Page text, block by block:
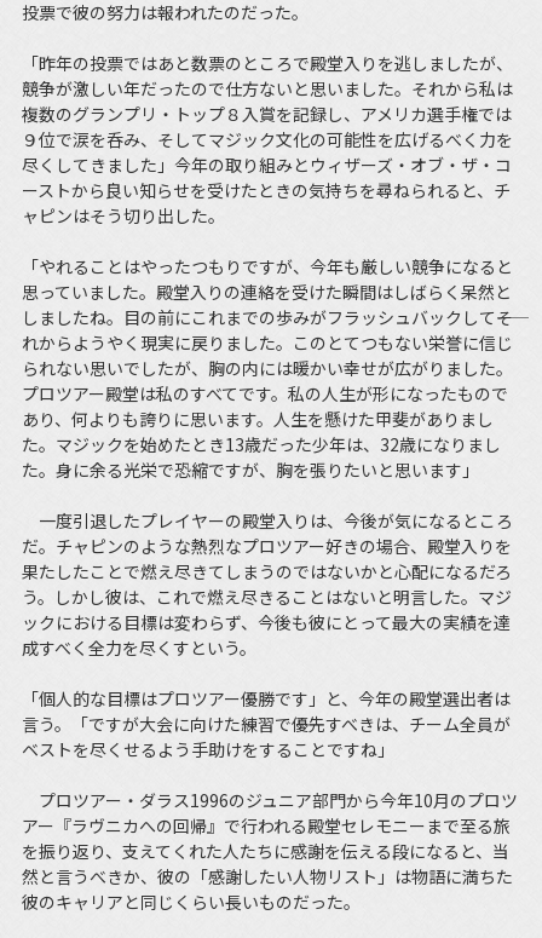
投票で彼の努力は報われたのだった。
「昨年の投票ではあと数票のところで殿堂入りを逃しましたが、
競争が激しい年だったので仕方ないと思いました。それから私は
複数のグランプリ・トップ８入賞を記録し、アメリカ選手権では
９位で涙を呑み、そしてマジック文化の可能性を広げるべく力を
尽くしてきました」今年の取り組みとウィザーズ・オブ・ザ・コ
ーストから良い知らせを受けたときの気持ちを尋ねられると、チ
ャピンはそう切り出した。
「やれることはやったつもりですが、今年も厳しい競争になると
思っていました。殿堂入りの連絡を受けた瞬間はしばらく呆然と
しましたね。目の前にこれまでの歩みがフラッシュバックして――そ
れからようやく現実に戻りました。このとてつもない栄誉に信じ
られない思いでしたが、胸の内には暖かい幸せが広がりました。
プロツアー殿堂は私のすべてです。私の人生が形になったもので
あり、何よりも誇りに思います。人生を懸けた甲斐がありまし
た。マジックを始めたとき13歳だった少年は、32歳になりまし
た。身に余る光栄で恐縮ですが、胸を張りたいと思います」
一度引退したプレイヤーの殿堂入りは、今後が気になるところ
だ。チャピンのような熱烈なプロツアー好きの場合、殿堂入りを
果たしたことで燃え尽きてしまうのではないかと心配になるだろ
う。しかし彼は、これで燃え尽きることはないと明言した。マジ
ックにおける目標は変わらず、今後も彼にとって最大の実績を達
成すべく全力を尽くすという。
「個人的な目標はプロツアー優勝です」と、今年の殿堂選出者は
言う。「ですが大会に向けた練習で優先すべきは、チーム全員が
ベストを尽くせるよう手助けをすることですね」
プロツアー・ダラス1996のジュニア部門から今年10月のプロツ
アー『ラヴニカへの回帰』で行われる殿堂セレモニーまで至る旅
を振り返り、支えてくれた人たちに感謝を伝える段になると、当
然と言うべきか、彼の「感謝したい人物リスト」は物語に満ちた
彼のキャリアと同じくらい長いものだった。